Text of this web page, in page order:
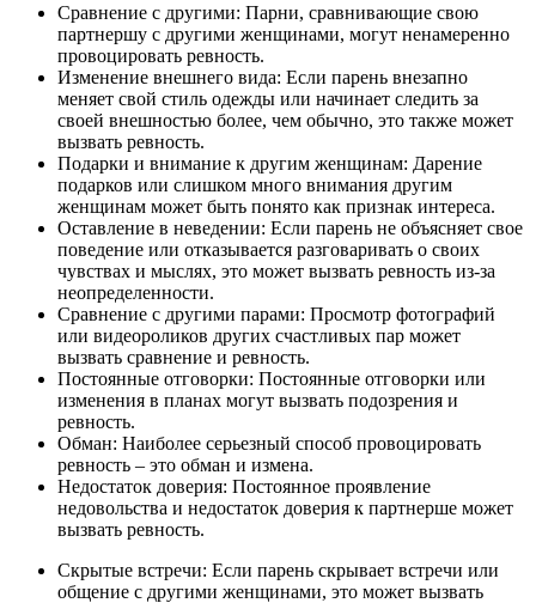
Сравнение с другими: Парни, сравнивающие свою
партнершу с другими женщинами, могут ненамеренно
провоцировать ревность.
Изменение внешнего вида: Если парень внезапно
меняет свой стиль одежды или начинает следить за
своей внешностью более, чем обычно, это также может
вызвать ревность.
Подарки и внимание к другим женщинам: Дарение
подарков или слишком много внимания другим
женщинам может быть понято как признак интереса.
Оставление в неведении: Если парень не объясняет свое
поведение или отказывается разговаривать о своих
чувствах и мыслях, это может вызвать ревность из-за
неопределенности.
Сравнение с другими парами: Просмотр фотографий
или видеороликов других счастливых пар может
вызвать сравнение и ревность.
Постоянные отговорки: Постоянные отговорки или
изменения в планах могут вызвать подозрения и
ревность.
Обман: Наиболее серьезный способ провоцировать
ревность – это обман и измена.
Недостаток доверия: Постоянное проявление
недовольства и недостаток доверия к партнерше может
вызвать ревность.
Скрытые встречи: Если парень скрывает встречи или
общение с другими женщинами, это может вызвать